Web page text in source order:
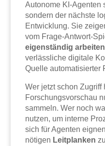
Autonome KI-Agenten
sondern der nächste
Entwicklung. Sie
vom Frage-Antwort-
eigenständig arbeiten
verlässliche digitale
Quelle automatisierter
Wer jetzt schon Zugriff
Forschungsvorschau
sammeln. Wer noch
nutzen, um interne
sich für Agenten
nötigen Leitplanken